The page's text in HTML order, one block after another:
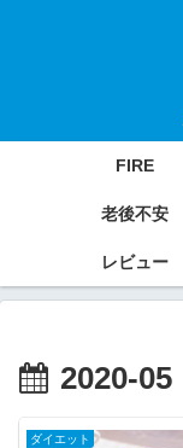
FIRE
老後不安
レビュー
2020-05
ダイエット